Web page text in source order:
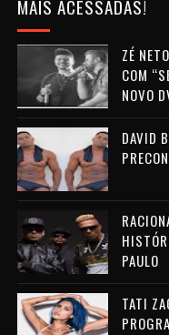
MAIS ACESSADAS!
ZÉ
COM
NOVO
DAVID
PAULO
TATI